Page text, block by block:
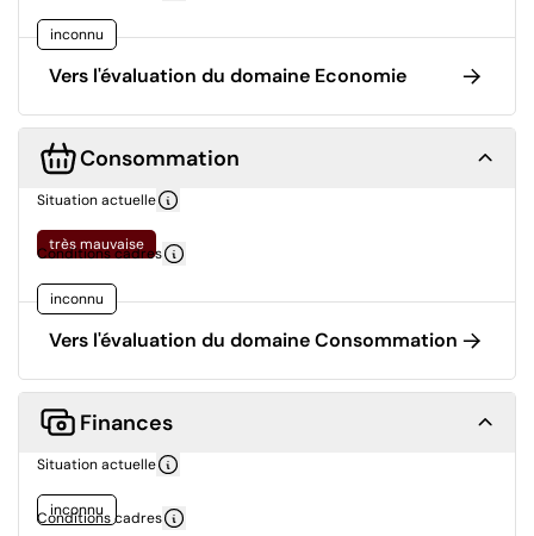
inconnu
Vers l'évaluation du domaine Economie
Consommation
Situation actuelle
très mauvaise
Conditions cadres
inconnu
Vers l'évaluation du domaine Consommation
Finances
Situation actuelle
inconnu
Conditions cadres